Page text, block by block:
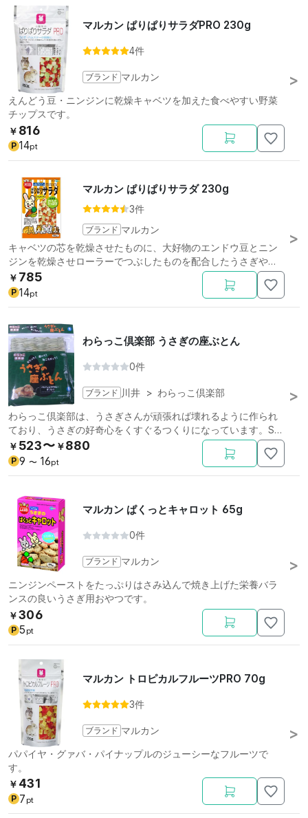
マルカン ぱりぱりサラダPRO 230g
4件
ブランド マルカン
えんどう豆・ニンジンに乾燥キャベツを加えた食べやすい野菜
チップスです。
￥ 816
P 14pt
マルカン ぱりぱりサラダ 230g
3件
ブランド マルカン
キャベツの芯を乾燥させたものに、大好物のエンドウ豆とニン
ジンを乾燥させローラーでつぶしたものを配合したうさぎやリ
スにお与えできるおやつです。
￥ 785
P 14pt
わらっこ倶楽部 うさぎの座ぶとん
0件
ブランド 川井 > わらっこ倶楽部
わらっこ倶楽部は、うさぎさんが頑張れば壊れるように作られ
ており、うさぎの好奇心をくすぐるつくりになっています。Sサ
イズ。
￥ 523〜 ￥880
P 9 〜 16pt
マルカン ぱくっとキャロット 65g
0件
ブランド マルカン
ニンジンペーストをたっぷりはさみ込んで焼き上げた栄養バラ
ンスの良いうさぎ用おやつです。
￥306
P 5 pt
マルカン トロピカルフルーツPRO 70g
3件
ブランド マルカン
パパイヤ・グァバ・パイナップルのジューシーなフルーツで
す。
￥ 431
P 7 pt